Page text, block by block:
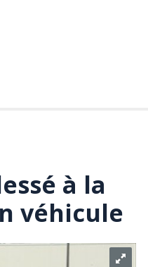
à la
véhicule